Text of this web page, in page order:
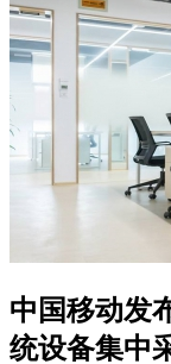
中国移动发
统设备集中